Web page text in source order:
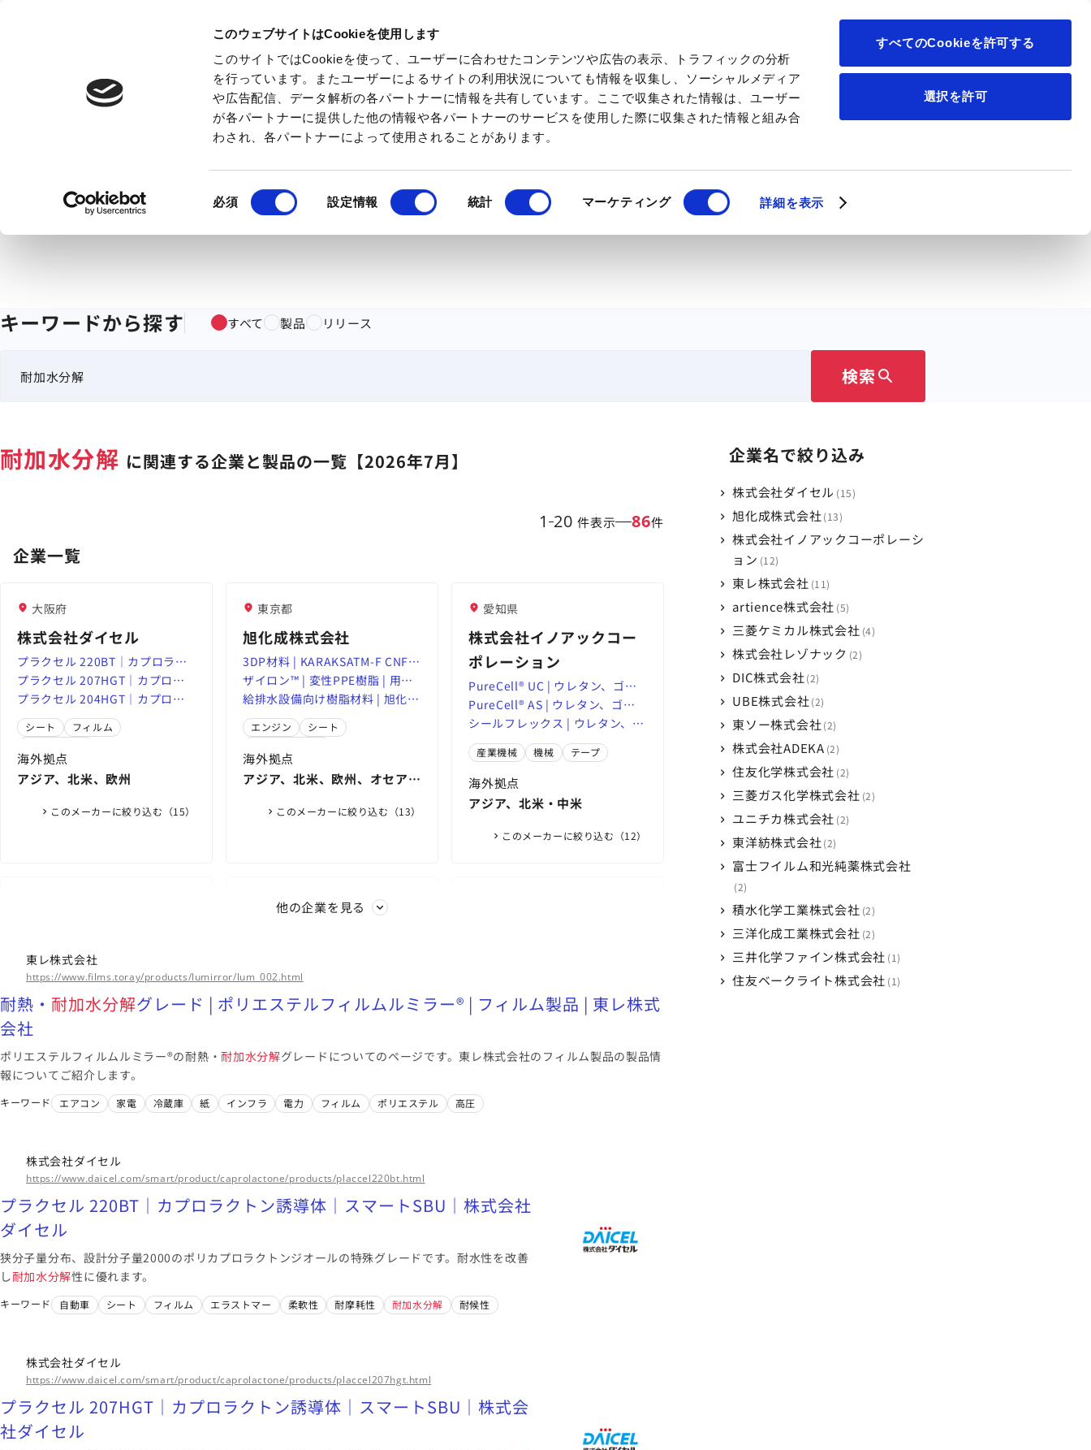
このウェブサイトはCookieを使用します
このサイトではCookieを使って、ユーザーに合わせたコンテンツや広告の表示、トラフィックの分析
を行っています。またユーザーによるサイトの利用状況についても情報を収集し、ソーシャルメディア
や広告配信、データ解析の各パートナーに情報を共有しています。ここで収集された情報は、ユーザー
が各パートナーに提供した他の情報や各パートナーのサービスを使用した際に収集された情報と組み合
わされ、各パートナーによって使用されることがあります。
意
必須 設定情報 統計 マーケティング 詳細を表示
すべてのCookieを許可する
選択を許可
キーワードから探す すべて 製品 リリース
検索 search
耐加水分解 に関連する企業と製品の一覧【2026年7月】
1 20 件表示 86件
企業一覧
大阪府
株式会社ダイセル
プラクセル 220BT｜カプロラク
トン誘導体｜スマートSBU｜株
式会社ダイセル
プラクセル 207HGT｜カプロラ
クトン誘導体｜スマートSBU｜
株式会社ダイセル
プラクセル 204HGT｜カプロラ
クトン誘導体｜スマートSBU｜
株式会社ダイセル
シート
フィルム
海外拠点
アジア、北米、欧州
このメーカーに絞り込む（15）
東京都
旭化成株式会社
3DP材料 | KARAKSATM-F CNF配
合SEBS軟質フィラメント（開発
中） | Asahi Kasei Mobility
ザイロン™ | 変性PPE樹脂 | 用途
提案 | 旭化成 エンプラ総合情報
サイト
給排水設備向け樹脂材料 | 旭化成
エンプラ総合情報サイト
エンジン
シート
海外拠点
アジア、北米、欧州、オセアニ
このメーカーに絞り込む（13）
愛知県
株式会社イノアックコー
ポレーション
PureCell® UC | ウレタン、ゴ
ム、プラスチック、複合材ならイ
ノアック（INOAC
CORPORATION）
PureCell® AS | ウレタン、ゴ
ム、プラスチック、複合材ならイ
ノアック（INOAC
CORPORATION）
シールフレックス | ウレタン、ゴ
ム、プラスチック、複合材ならイ
ノアック（INOAC
CORPORATION）
産業機械 機械 テープ
海外拠点
アジア、北米・中米
このメーカーに絞り込む（12）
耐熱・耐加水分解
エステルフィルムルミラー® | フ
ィルム製品 | 東レ株式会社
東レの産業用繊維関連製品 |
TORAY
通信機器及びセンサー部品向け
高寸法精度材料のラインナップ |
PBT樹脂 トレコン™ | 製品紹介 |
東レの樹脂製品 | TORAY
エンジン
海外拠点
アジア、米州、欧州、中東・ア
フリカ
このメーカーに絞り込む（11）
東京都
LIS-7059 | 製品・ソリューショ
耐黄変ドライラミネート接着剤
| artience
ソリューション | artience
海外拠点
南米
このメーカーに絞り込む（5）
オPTMG) | 製品情報｜三菱ケミ
カル株式会社
性の高いPPS | MCG
スーパーエンジニアリングプラ
スチックフィルム スペリオ™UT |
社
海外拠点
州・中東、中南米、アフリカ
他の企業を見る
東レ株式会社
https://www.films.toray/products/lumirror/lum_002.html
耐熱・ 耐加水分解グレード | ポリエステルフィルムルミラー® | フィルム製品 | 東レ株式
会社
ポリエステルフィルムルミラー®の耐熱・耐加水分解グレードについてのページです。東レ株式会社のフィルム製品の製品情
報についてご紹介します。
キーワード エアコン 家電 冷蔵庫 紙 インフラ 電力 フィルム ポリエステル 高圧
株式会社ダイセル
https://www.daicel.com/smart/product/caprolactone/products/placcel220bt.html
プラクセル 220BT｜カプロラクトン誘導体｜スマートSBU｜株式会社
ダイセル
狭分子量分布、設計分子量2000のポリカプロラクトンジオールの特殊グレードです。耐水性を改善
し耐加水分解性に優れます。
キーワード 自動車 シート フィルム エラストマー 柔軟性 耐摩耗性 耐加水分解 耐候性
株式会社ダイセル
https://www.daicel.com/smart/product/caprolactone/products/placcel207hgt.html
プラクセル 207HGT｜カプロラクトン誘導体｜スマートSBU｜株式会
社ダイセル
企業名で絞り込み
株式会社ダイセル 15
旭化成株式会社 13
株式会社イノアックコーポレーシ
ョン 12
東レ株式会社 11
artience株式会社 5
三菱ケミカル株式会社 4
株式会社レゾナック 2
DIC株式会社 2
UBE株式会社 2
東ソー株式会社 2
株式会社ADEKA 2
住友化学株式会社 2
三菱ガス化学株式会社 2
ユニチカ株式会社 2
東洋紡株式会社 2
富士フイルム和光純薬株式会社
2
積水化学工業株式会社 2
三洋化成工業株式会社 2
三井化学ファイン株式会社 1
住友ベークライト株式会社 1